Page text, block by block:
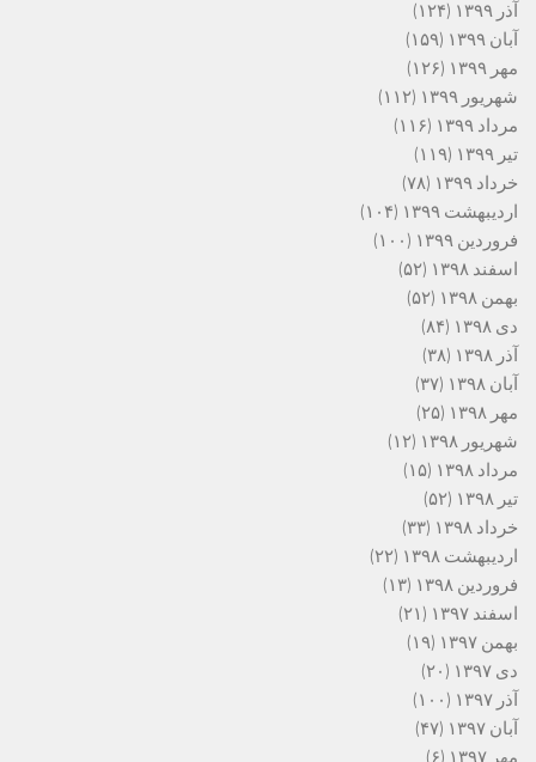
آذر ۱۳۹۹
(۱۲۴)
آبان ۱۳۹۹
(۱۵۹)
مهر ۱۳۹۹
(۱۲۶)
شهریور ۱۳۹۹
(۱۱۲)
مرداد ۱۳۹۹
(۱۱۶)
تیر ۱۳۹۹
(۱۱۹)
خرداد ۱۳۹۹
(۷۸)
اردیبهشت ۱۳۹۹
(۱۰۴)
فروردین ۱۳۹۹
(۱۰۰)
اسفند ۱۳۹۸
(۵۲)
بهمن ۱۳۹۸
(۵۲)
دی ۱۳۹۸
(۸۴)
آذر ۱۳۹۸
(۳۸)
آبان ۱۳۹۸
(۳۷)
مهر ۱۳۹۸
(۲۵)
شهریور ۱۳۹۸
(۱۲)
مرداد ۱۳۹۸
(۱۵)
تیر ۱۳۹۸
(۵۲)
خرداد ۱۳۹۸
(۳۳)
اردیبهشت ۱۳۹۸
(۲۲)
فروردین ۱۳۹۸
(۱۳)
اسفند ۱۳۹۷
(۲۱)
بهمن ۱۳۹۷
(۱۹)
دی ۱۳۹۷
(۲۰)
آذر ۱۳۹۷
(۱۰۰)
آبان ۱۳۹۷
(۴۷)
مهر ۱۳۹۷
(۶)